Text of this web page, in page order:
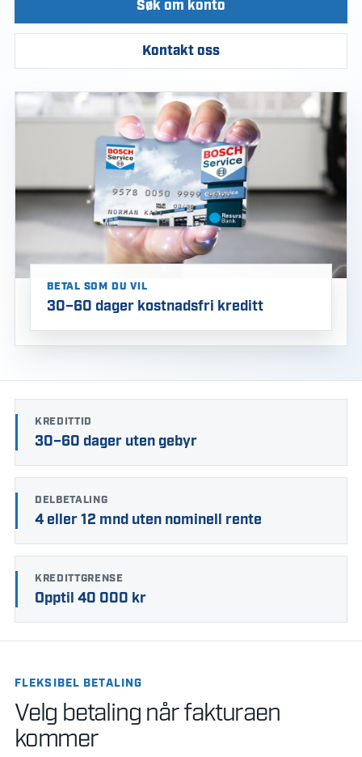
Søk om konto
Kontakt oss
BETAL SOM DU VIL
30–60 dager kostnadsfri kreditt
KREDITTID
30–60 dager uten gebyr
DELBETALING
4 eller 12 mnd uten nominell rente
KREDITTGRENSE
Opptil 40 000 kr
FLEKSIBEL BETALING
Velg betaling når fakturaen
kommer